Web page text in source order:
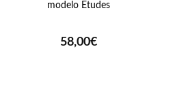
modelo Etudes
58,00€